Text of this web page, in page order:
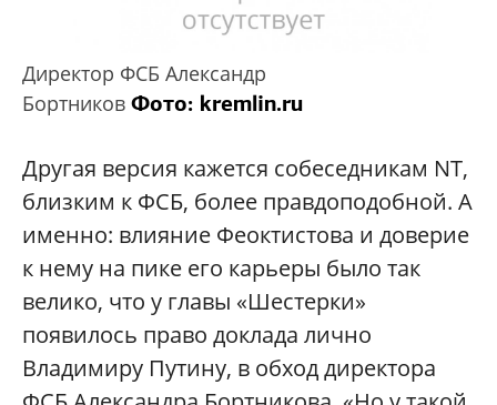
Директор ФСБ Александр
Бортников Фото: kremlin.ru
Другая версия кажется собеседникам NT,
близким к ФСБ, более правдоподобной. А
именно: влияние Феоктистова и доверие
к нему на пике его карьеры было так
велико, что у главы «Шестерки»
появилось право доклада лично
Владимиру Путину, в обход директора